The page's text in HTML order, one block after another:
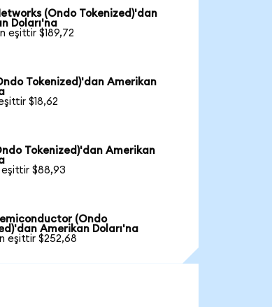
(Ondo Tokenized)'dan
Doları'na
eşittir $189,72
Tokenized)'dan Amerikan
$18,62
Tokenized)'dan Amerikan
eşittir $88,93
(Ondo
Amerikan Doları'na
eşittir $252,68